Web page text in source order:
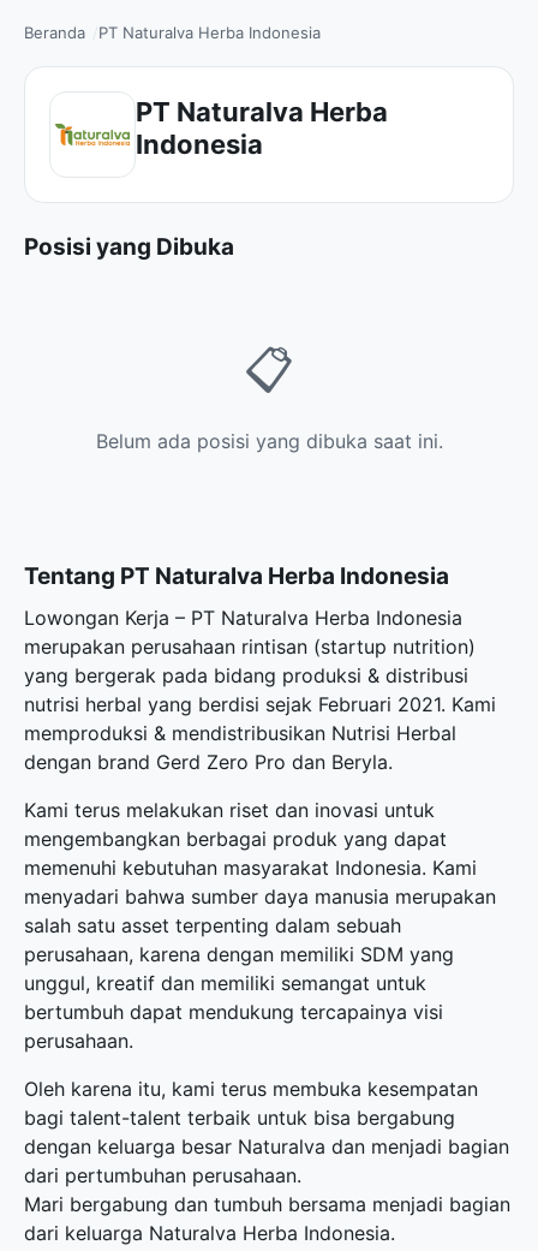
Beranda PT Naturalva Herba Indonesia
PT Naturalva Herba
Indonesia
Posisi yang Dibuka
📋
Belum ada posisi yang dibuka saat ini.
Tentang PT Naturalva Herba Indonesia
Lowongan Kerja – PT Naturalva Herba Indonesia
merupakan perusahaan rintisan (startup nutrition)
yang bergerak pada bidang produksi & distribusi
nutrisi herbal yang berdisi sejak Februari 2021. Kami
memproduksi & mendistribusikan Nutrisi Herbal
dengan brand Gerd Zero Pro dan Beryla.
Kami terus melakukan riset dan inovasi untuk
mengembangkan berbagai produk yang dapat
memenuhi kebutuhan masyarakat Indonesia. Kami
menyadari bahwa sumber daya manusia merupakan
salah satu asset terpenting dalam sebuah
perusahaan, karena dengan memiliki SDM yang
unggul, kreatif dan memiliki semangat untuk
bertumbuh dapat mendukung tercapainya visi
perusahaan.
Oleh karena itu, kami terus membuka kesempatan
bagi talent-talent terbaik untuk bisa bergabung
dengan keluarga besar Naturalva dan menjadi bagian
dari pertumbuhan perusahaan.
Mari bergabung dan tumbuh bersama menjadi bagian
dari keluarga Naturalva Herba Indonesia.